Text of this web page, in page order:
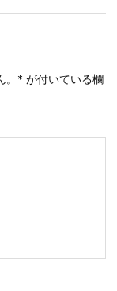
* が付いている欄